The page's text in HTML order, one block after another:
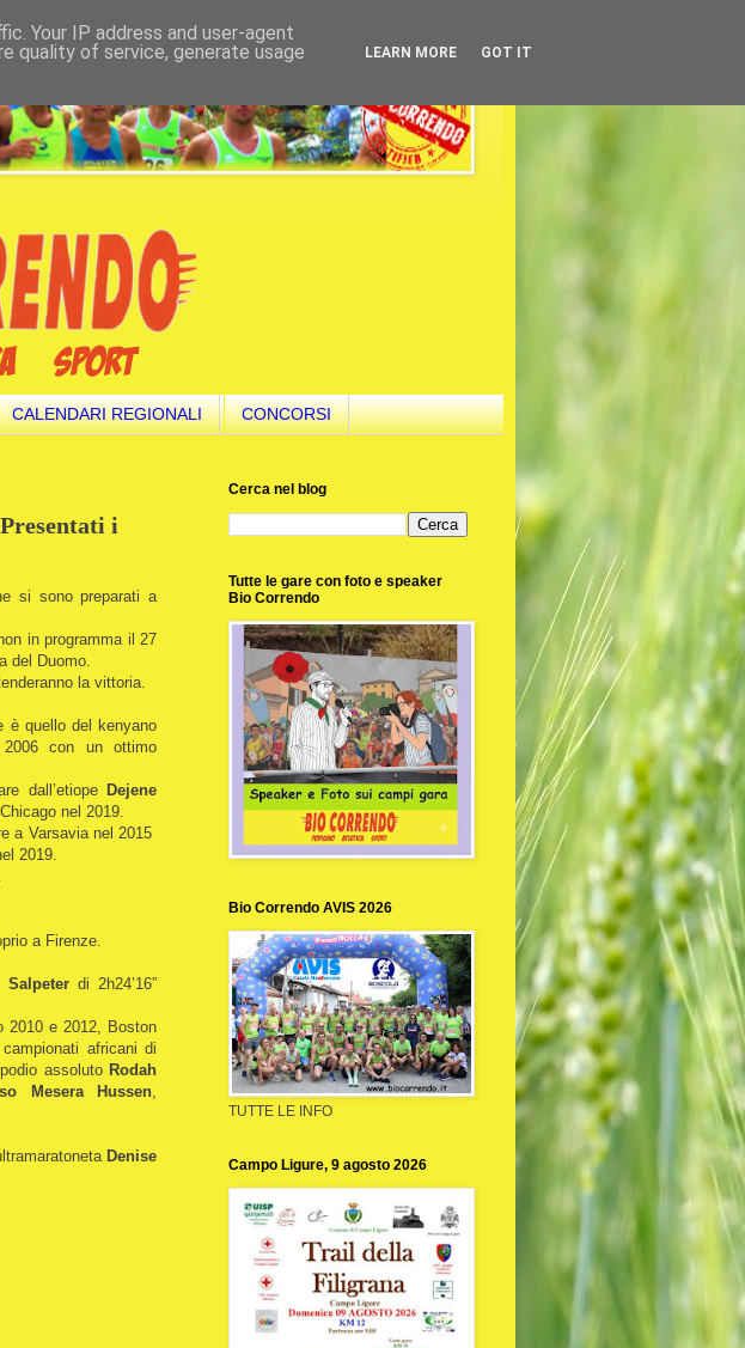
CALENDARI REGIONALI CONCORSI
i
si sono preparati a
in programma il 27
del Duomo.
la vittoria.
è quello del kenyano
con un ottimo
dall’etiope Dejene
nel 2019.
a Varsavia nel 2015
2019.
a Firenze.
Salpeterdi 2h24’16”
2010 e 2012, Boston
africani di
assoluto Rodah
Mesera Hussen
Denise
Cerca nel blog
Tutte le gare con foto e speaker
Bio Correndo
Bio Correndo AVIS 2026
TUTTE LE INFO
Campo Ligure, 9 agosto 2026
Your IP address and user-agent
quality of service, generate usage
LEARN MORE GOT IT